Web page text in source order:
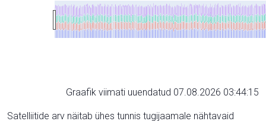
Graafik viimati uuendatud 07.08.2026 03:44:15
Satelliitide arv näitab ühes tunnis tugijaamale nähtavaid